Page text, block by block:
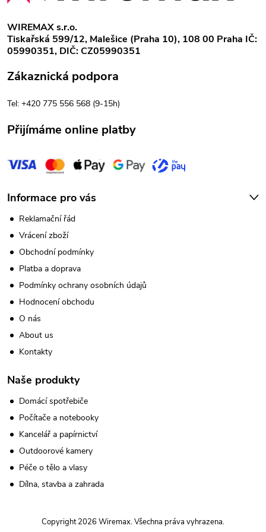
k
y
v
ý
p
i
s
u
p
a
WIREMAX s.r.o.
Tiskařská 599/12, Malešice (Praha 10), 108 00 Praha IČ:
05990351, DIČ: CZ05990351
Zákaznická podpora
Tel: +420 775 556 568 (9-15h)
Přijímáme online platby
Informace pro vás
Reklamační řád
Vrácení zboží
Obchodní podmínky
Platba a doprava
Podmínky ochrany osobních údajů
Hodnocení obchodu
O nás
About us
Kontakty
Naše produkty
Domácí spotřebiče
Počítače a notebooky
Kancelář a papírnictví
Outdoorové kamery
Péče o tělo a vlasy
Dílna, stavba a zahrada
Copyright 2026Wiremax. Všechna práva vyhrazena.